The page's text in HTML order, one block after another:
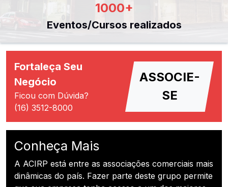
1000+
Eventos/Cursos realizados
Fortaleça Seu
Negócio
Ficou com Dúvida?
(16) 3512-8000
ASSOCIE-
SE
Conheça Mais
A ACIRP está entre as associações comerciais mais
dinâmicas do país. Fazer parte deste grupo permite